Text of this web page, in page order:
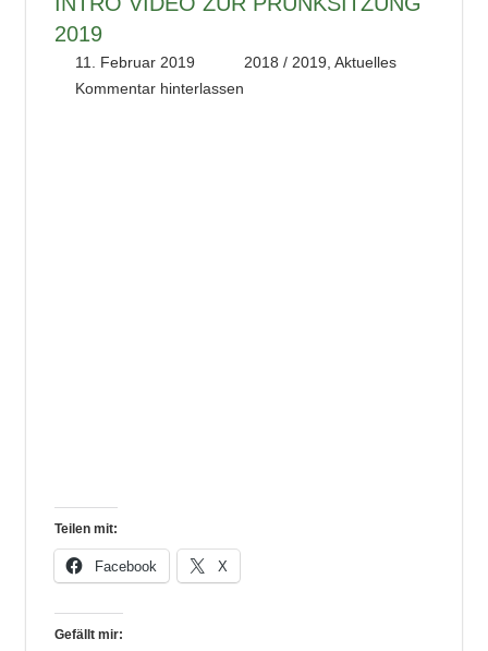
Vereinsleben
Kirrlach.
2019
11. Februar 2019 literat@kikage.de
2018 / 2019 Aktuelles
Kommentar hinterlassen
Teilen mit:
Facebook X
Gefällt mir: